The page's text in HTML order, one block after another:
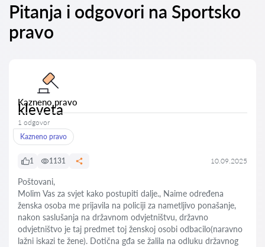
Pitanja i odgovori na Sportsko
pravo
Kazneno pravo
kleveta
1 odgovor
Kazneno pravo
1 1131 10.09.2025
Poštovani,
Molim Vas za svjet kako postupiti dalje., Naime određena
ženska osoba me prijavila na policiji za nametljivo ponašanje,
nakon saslušanja na državnom odvjetništvu, državno
odvjetništvo je taj predmet toj ženskoj osobi odbacilo(naravno
lažni iskazi te žene). Dotična gđa se žalila na odluku državnog